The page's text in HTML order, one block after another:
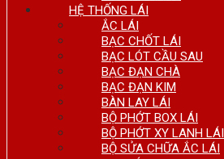
HỆ THỐNG LÁI
ẮC LÁI
BẠC CHỐT LÁI
BẠC LÓT CẦU SAU
BẠC ĐẠN CHÀ
BẠC ĐẠN KIM
BÀN LAY LÁI
BỘ PHỚT BOX LÁI
BỘ PHỚT XY LANH LÁI
BỘ SỬA CHỮA ẮC LÁI